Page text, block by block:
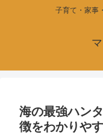
子育て・家事
海の最強ハン
徴をわかりや